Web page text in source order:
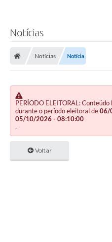
Notícias
Notícias Notícia
PERÍODO ELEITORAL:
durante o período eleitoral de06/
05/10/2026 - 08:10:00
.
Voltar